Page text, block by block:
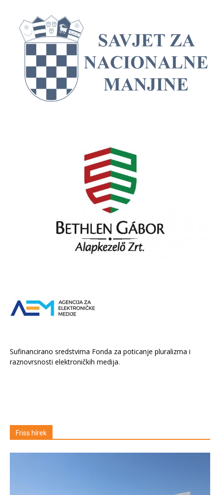
Sufinancirano sredstvima Fonda za poticanje pluralizma i
raznovrsnosti elektroničkih medija.
Friss hírek